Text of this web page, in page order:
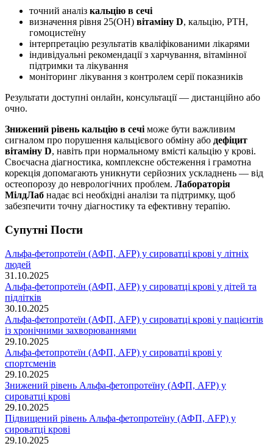
точний аналіз кальцію в сечі
визначення рівня 25(OH) вітаміну D, кальцію, PTH,
гомоцистеїну
інтерпретацію результатів кваліфікованими лікарями
індивідуальні рекомендації з харчування, вітамінної
підтримки та лікування
моніторинг лікування з контролем серії показників
Результати доступні онлайн, консультації — дистанційно або
очно.
Знижений рівень кальцію в сечі може бути важливим
сигналом про порушення кальцієвого обміну або дефіцит
вітаміну D, навіть при нормальному вмісті кальцію у крові.
Своєчасна діагностика, комплексне обстеження і грамотна
корекція допомагають уникнути серйозних ускладнень — від
остеопорозу до неврологічних проблем. Лабораторія
МілдЛаб надає всі необхідні аналізи та підтримку, щоб
забезпечити точну діагностику та ефективну терапію.
Супутні Поcти
Альфа-фетопротеїн (АФП, AFP) у сироватці крові у літніх
людей
31.10.2025
Альфа-фетопротеїн (АФП, AFP) у сироватці крові у дітей та
підлітків
30.10.2025
Альфа-фетопротеїн (АФП, AFP) у сироватці крові у пацієнтів
із хронічними захворюваннями
29.10.2025
Альфа-фетопротеїн (АФП, AFP) у сироватці крові у
спортсменів
29.10.2025
Знижений рівень Альфа-фетопротеїну (АФП, AFP) у
сироватці крові
29.10.2025
Підвищений рівень Альфа-фетопротеїну (АФП, AFP) у
сироватці крові
29.10.2025